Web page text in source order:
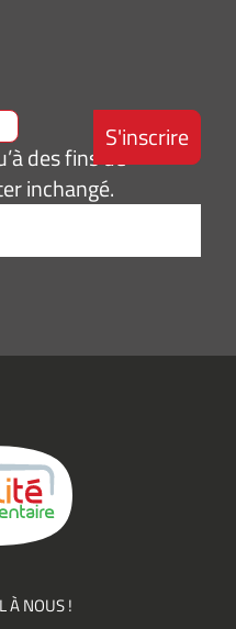
des fins de
inchangé.
À NOUS !